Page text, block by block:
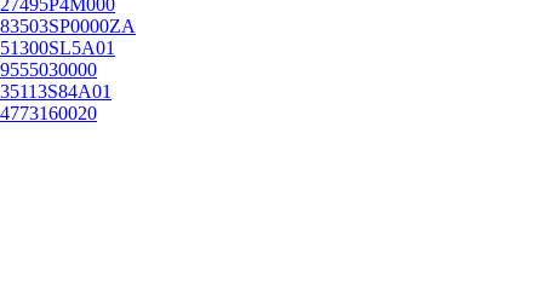
27495P4M000
83503SP0000ZA
51300SL5A01
9555030000
35113S84A01
4773160020